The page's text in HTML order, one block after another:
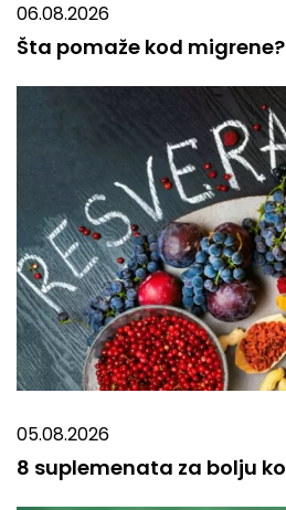
06.08.2026
Šta pomaže kod migrene?
05.08.2026
8 suplemenata za bolju